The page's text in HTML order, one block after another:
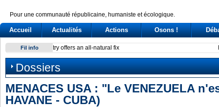
Pour une communauté républicaine, humaniste et écologique.
Accueil Actualités Actions Osons !
Fil info Reactor at Kansai Electric’s Oi plant stops after alarm
Dossiers
MENACES USA : "Le VENEZUELA
HAVANE - CUBA)